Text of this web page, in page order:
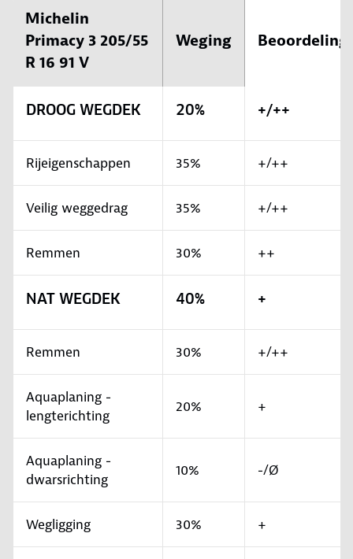
Michelin
Primacy 3 205/55
R 16 91 V
Weging Beoordeling
DROOG WEGDEK 20% +/++
Rijeigenschappen 35% +/++
Veilig weggedrag 35% +/++
Remmen 30% ++
NAT WEGDEK 40% +
Remmen 30% +/++
Aquaplaning -
lengterichting
20% +
Aquaplaning -
dwarsrichting
10% -/Ø
Wegligging 30% +